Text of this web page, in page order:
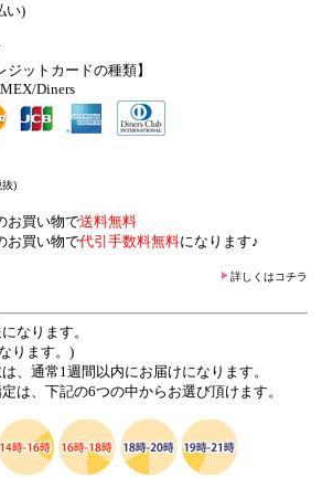
い)
ジットカードの種類】
Diners
抜)
お買い物で送料無料
お買い物で代引手数料無料になります♪
詳しくはコチラ
なります。
ります。)
、通常1週間以内にお届けになります。
は、下記の6つの中からお選び頂けます。